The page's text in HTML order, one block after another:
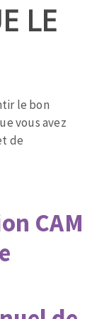
LE
le bon
vous avez
de
CAM